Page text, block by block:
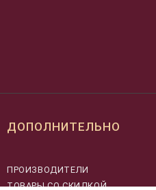
ДОПОЛНИТЕЛЬНО
ПРОИЗВОДИТЕЛИ
ТОВАРЫ СО СКИДКОЙ